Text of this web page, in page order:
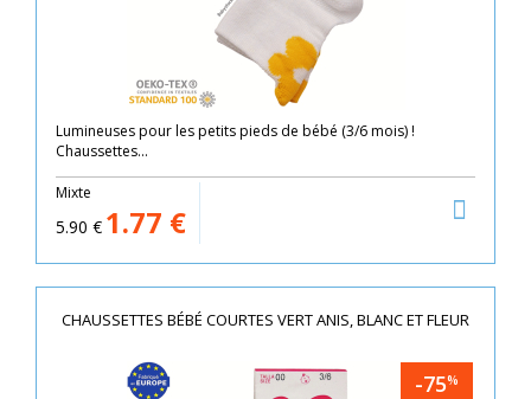
Lumineuses pour les petits pieds de bébé (3/6 mois) !
Chaussettes...
Mixte
5.90 € 1.77 €
CHAUSSETTES BÉBÉ COURTES VERT ANIS, BLANC ET FLEUR
-75%